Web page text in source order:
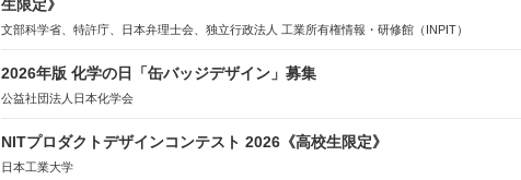
生限定》
文部科学省、特許庁、日本弁理士会、独立行政法人 工業所有権情報・研修館（INPIT）
2026年版 化学の日「缶バッジデザイン」募集
公益社団法人日本化学会
NITプロダクトデザインコンテスト 2026《高校生限定》
日本工業大学